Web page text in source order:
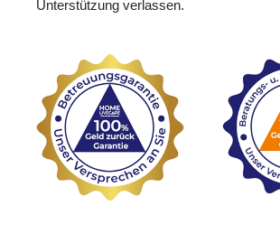
Unterstützung verlassen.